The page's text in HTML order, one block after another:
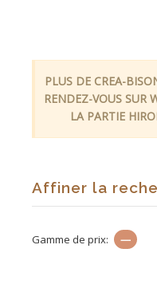
PLUS DE CREA-
RENDEZ-VOUS SUR
LA PARTIE
Affiner la
Gamme de prix: —